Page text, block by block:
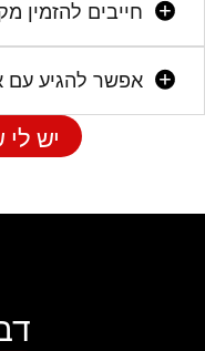
חייבים להזמין
אפשר להגיע עם
יש